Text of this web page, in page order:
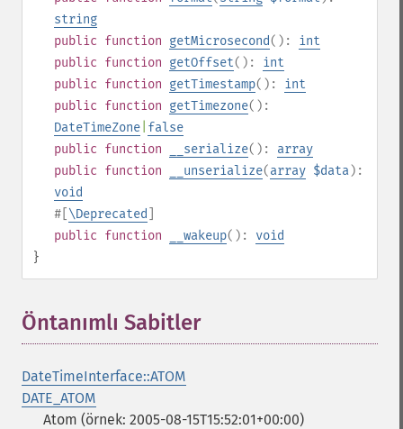
string
public function getMicrosecond(): int
public function getOffset(): int
public function getTimestamp(): int
public function getTimezone():
DateTimeZone false
public function __serialize(): array
public function __unserialize(array $data):
void
#[ \Deprecated
public function __wakeup(): void
}
Öntanımlı Sabitler¶
DateTimeInterface::ATOM
DATE_ATOM
Atom (örnek: 2005-08-15T15:52:01+00:00)